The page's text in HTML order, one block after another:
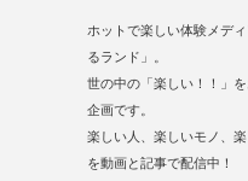
ホットで楽しい体験メデ
るランド」。
世の中の「楽しい！！」
企画です。
楽しい人、楽しいモノ、
を動画と記事で配信中！